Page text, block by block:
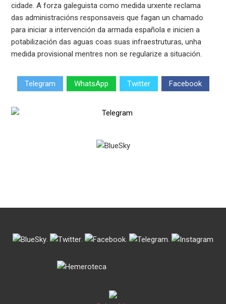
cidade. A forza galeguista como medida urxente reclama
das administracións responsaveis que fagan un chamado
para iniciar a intervención da armada española e inicien a
potabilización das aguas coas suas infraestruturas, unha
medida provisional mentres non se regularize a situación.
Telegram WhatsApp Twitter Facebook
. . . .